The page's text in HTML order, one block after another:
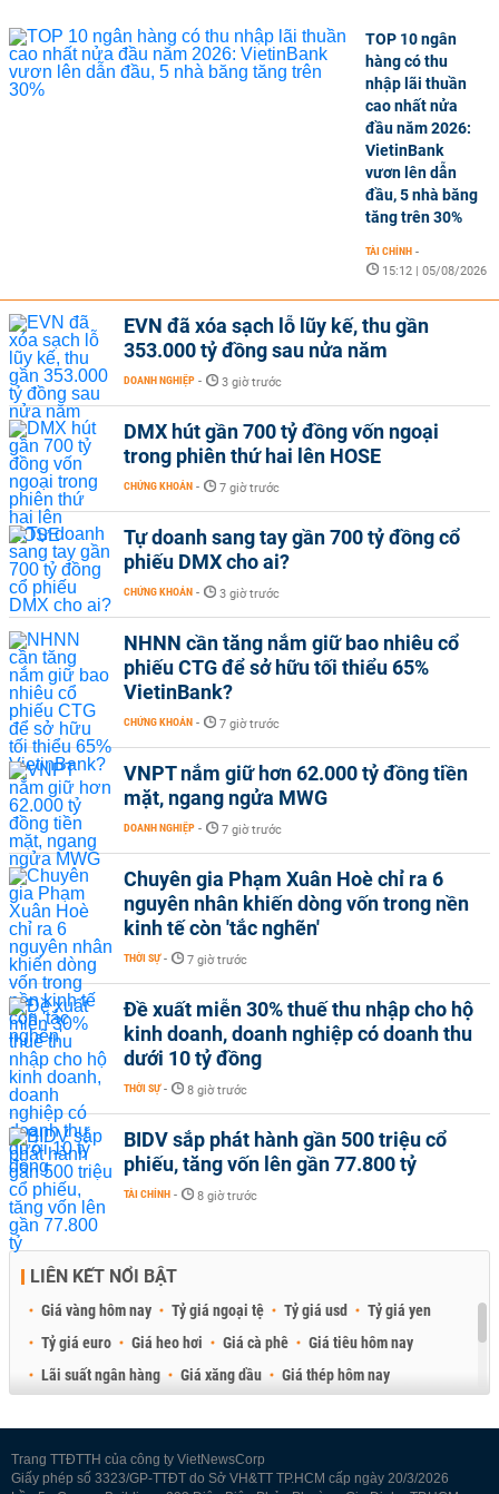
TOP 10 ngân
hàng có thu
nhập lãi thuần
cao nhất nửa
đầu năm 2026:
VietinBank
vươn lên dẫn
đầu, 5 nhà băng
tăng trên 30%
TÀI CHÍNH -
15:12 | 05/08/2026
EVN đã xóa sạch lỗ lũy kế, thu gần
353.000 tỷ đồng sau nửa năm
DOANH NGHIỆP - 3 giờ trước
DMX hút gần 700 tỷ đồng vốn ngoại
trong phiên thứ hai lên HOSE
CHỨNG KHOÁN - 7 giờ trước
Tự doanh sang tay gần 700 tỷ đồng cổ
phiếu DMX cho ai?
CHỨNG KHOÁN - 3 giờ trước
NHNN cần tăng nắm giữ bao nhiêu cổ
phiếu CTG để sở hữu tối thiểu 65%
VietinBank?
CHỨNG KHOÁN - 7 giờ trước
VNPT nắm giữ hơn 62.000 tỷ đồng tiền
mặt, ngang ngửa MWG
DOANH NGHIỆP - 7 giờ trước
Chuyên gia Phạm Xuân Hoè chỉ ra 6
nguyên nhân khiến dòng vốn trong nền
kinh tế còn 'tắc nghẽn'
THỜI SỰ - 7 giờ trước
Đề xuất miễn 30% thuế thu nhập cho hộ
kinh doanh, doanh nghiệp có doanh thu
dưới 10 tỷ đồng
THỜI SỰ - 8 giờ trước
BIDV sắp phát hành gần 500 triệu cổ
phiếu, tăng vốn lên gần 77.800 tỷ
TÀI CHÍNH - 8 giờ trước
LIÊN KẾT NỔI BẬT
Giá vàng hôm nay Tỷ giá ngoại tệ Tỷ giá usd
Tỷ giá yen
Tỷ giá euro
Giá heo hơi Giá cà phê
Giá tiêu hôm nay
Lãi suất ngân hàng
Giá xăng dầu
Giá thép hôm nay
Trang TTĐTTH của công ty VietNewsCorp
Giấy phép số 3323/GP-TTĐT do Sở VH&TT TP.HCM cấp ngày 20/3/2026